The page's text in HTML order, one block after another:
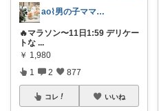
ao⌇男の子ママの暮らし
🔥マラソン〜11日1:59 デリケー
トな ...
￥ 1,980
1 2 877
コレ いいね